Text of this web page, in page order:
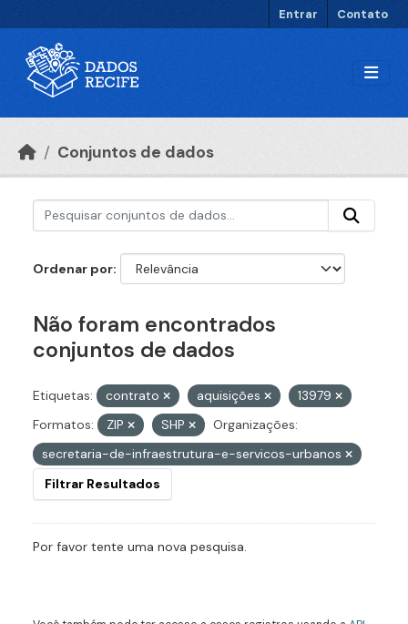
Entrar Contato
Conjuntos de dados
Ordenar por
Não foram encontrados
conjuntos de dados
Etiquetas: contrato aquisições
13979
Formatos:
ZIP SHP
Organizações:
secretaria-de-infraestrutura-e-servicos-urbanos
Filtrar Resultados
Por favor tente uma nova pesquisa.